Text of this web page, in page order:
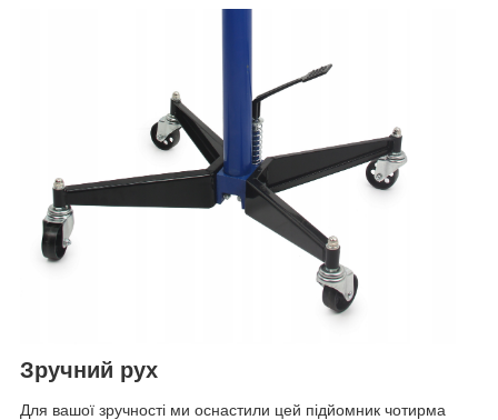
Зручний рух
Для вашої зручності ми оснастили цей підйомник чотирма